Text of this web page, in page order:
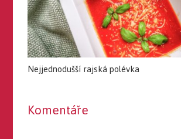
Nejjednodušší rajská polévka
Komentáře